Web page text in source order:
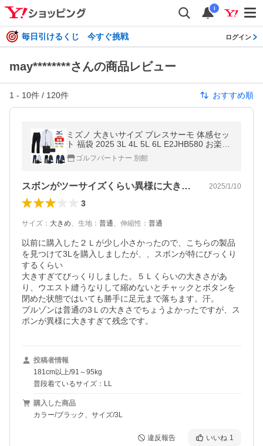
i
毎日引けるくじ 今すぐ挑戦 ログイン
may********さんの商品レビュー
1 - 10件 / 120件 おすすめ順
ミズノ 大きいサイズ ブレスサーモ 体感セッ
ト 福袋 2025 3L 4L 5L 6L E2JHB580 お楽し
み袋 ハッピーバッグ あったかい 発熱 数量限
定 mizuno
ゴルフパートナー 別館
スボンがツーサイズくらい異様に大きすぎる 2025/1/10
3
サイズ ： 大きめ、 生地 ： 普通、 伸縮性 ： 普通
以前に購入した２Ｌが少し小さかったので、こちらの製品
を見つけて3Lを購入しましたが、、スボンが特にびっくり
するくらい
大きすぎてびっくりしました。５Ｌくらいの大きさがあ
り、ウエスト縫うなりして縮めないとチャックとボタンを
閉めた状態ではいても勝手に足元まで落ちます。汗。
ブルゾンは普通の3Ｌの大きさでちょうよかったですが、ス
投稿者情報
181cm以上/91～95kg
普段着ているサイズ：LL
購入した商品
カラー/ブラック、サイズ/3L
違反報告 いいね 1